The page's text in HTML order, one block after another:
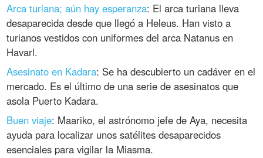
Arca turiana; aún hay esperanza: El arca turiana lleva
desaparecida desde que llegó a Heleus. Han visto a
turianos vestidos con uniformes del arca Natanus en
Havarl.
Asesinato en Kadara: Se ha descubierto un cadáver en el
mercado. Es el último de una serie de asesinatos que
asola Puerto Kadara.
Buen viaje: Maariko, el astrónomo jefe de Aya, necesita
ayuda para localizar unos satélites desaparecidos
esenciales para vigilar la Miasma.